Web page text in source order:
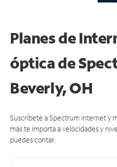
Planes de
óptica de
Beverly, OH
Suscríbete a Spectrum Internet y
más te importa a velocidades y
puedes contar.